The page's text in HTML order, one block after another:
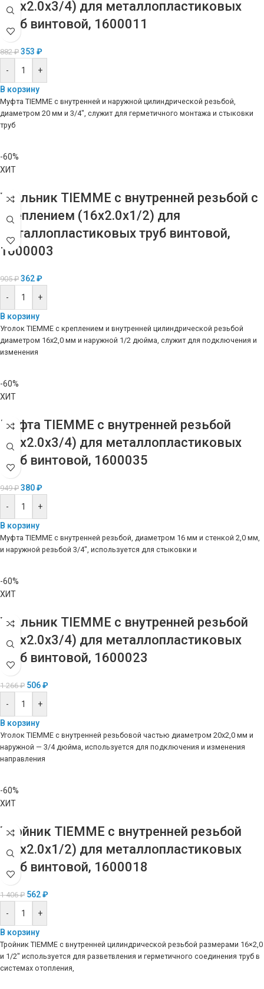
(20х2.0х3/4) для металлопластиковых
труб винтовой, 1600011
882₽ 353 ₽
-
+
В корзину
Муфта TIEMME с внутренней и наружной цилиндрической резьбой,
диаметром 20 мм и 3/4″, служит для герметичного монтажа и стыковки
труб
-60%
ХИТ
Угольник TIEMME с внутренней резьбой с
креплением (16х2.0х1/2) для
металлопластиковых труб винтовой,
1600003
905₽ 362₽
-
+
В корзину
Уголок TIEMME с креплением и внутренней цилиндрической резьбой
диаметром 16х2,0 мм и наружной 1/2 дюйма, служит для подключения и
изменения
-60%
ХИТ
Муфта TIEMME с внутренней резьбой
(16х2.0х3/4) для металлопластиковых
труб винтовой, 1600035
949₽ 380₽
-
+
В корзину
Муфта TIEMME с внутренней резьбой, диаметром 16 мм и стенкой 2,0 мм,
и наружной резьбой 3/4″, используется для стыковки и
-60%
ХИТ
Угольник TIEMME с внутренней резьбой
(20х2.0х3/4) для металлопластиковых
труб винтовой, 1600023
1 266₽ 506₽
-
+
В корзину
Уголок TIEMME с внутренней резьбовой частью диаметром 20х2,0 мм и
наружной — 3/4 дюйма, используется для подключения и изменения
направления
-60%
ХИТ
Тройник TIEMME с внутренней резьбой
(16х2.0х1/2) для металлопластиковых
труб винтовой, 1600018
1 406₽ 562₽
-
+
В корзину
Тройник TIEMME с внутренней цилиндрической резьбой размерами 16×2,0
и 1/2″ используется для разветвления и герметичного соединения труб в
системах отопления,